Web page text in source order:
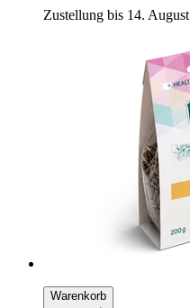
Zustellung bis 14. August
Warenkorb